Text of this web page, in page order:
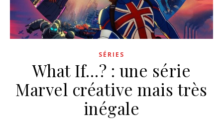
SÉRIES
What If…? : une série
Marvel créative mais très
inégale